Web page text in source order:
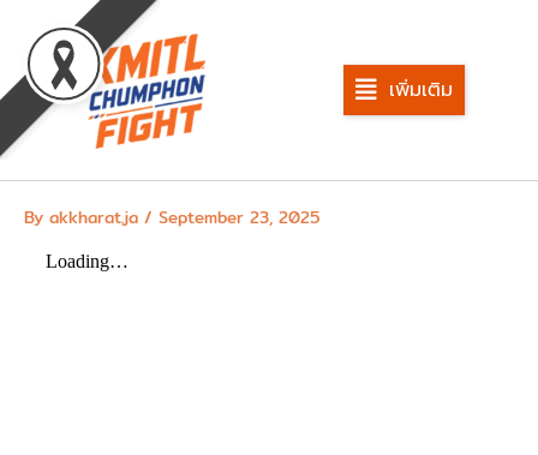
content
เพิ่มเติม
By akkharat.ja / September 23, 2025